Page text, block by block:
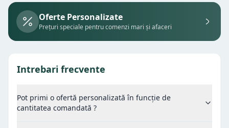
Oferte Personalizate
Prețuri speciale pentru comenzi mari și afaceri
Intrebari frecvente
Pot primi o ofertă personalizată în funcție de
cantitatea comandată ?